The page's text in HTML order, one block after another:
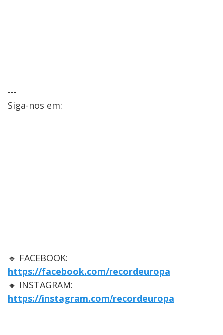
---
Siga-nos em:
🔹 FACEBOOK:
https://facebook.com/recordeuropa
🔸 INSTAGRAM:
https://instagram.com/recordeuropa